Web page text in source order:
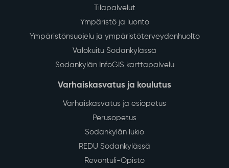
Tilapalvelut
Ympäristö ja luonto
Ympäristönsuojelu ja ympäristöterveydenhuolto
Valokuitu Sodankylässä
Sodankylän InfoGIS karttapalvelu
Varhaiskasvatus ja koulutus
Varhaiskasvatus ja esiopetus
Perusopetus
Sodankylän lukio
REDU Sodankylässä
Revontuli-Opisto